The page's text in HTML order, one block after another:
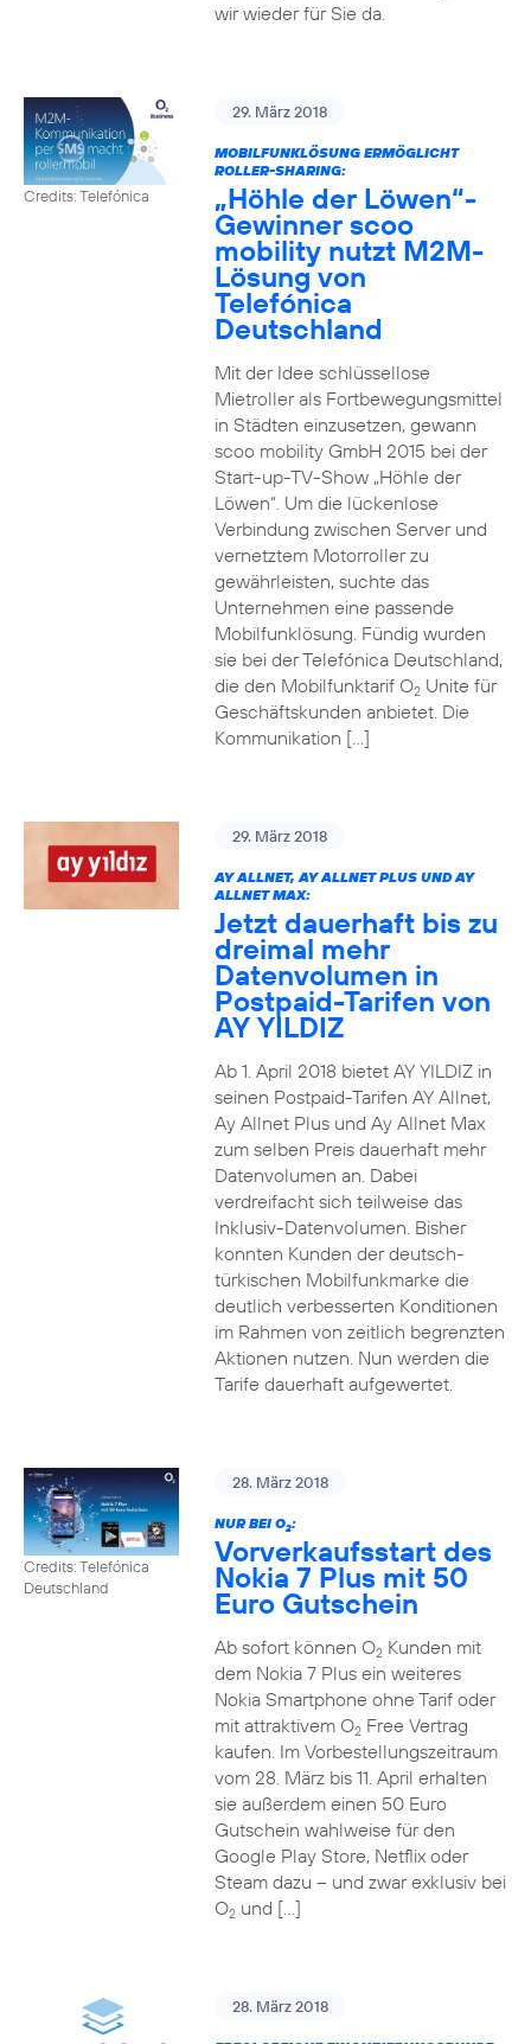
wir wieder für Sie da.
Credits: Telefónica
29. März 2018
MOBILFUNKLÖSUNG ERMÖGLICHT
ROLLER-SHARING:
„Höhle der Löwen“-
Gewinner scoo
mobility nutzt M2M-
Lösung von
Telefónica
Deutschland
Mit der Idee schlüssellose
Mietroller als Fortbewegungsmittel
in Städten einzusetzen, gewann
scoo mobility GmbH 2015 bei der
Start-up-TV-Show „Höhle der
Löwen“. Um die lückenlose
Verbindung zwischen Server und
vernetztem Motorroller zu
gewährleisten, suchte das
Unternehmen eine passende
Mobilfunklösung. Fündig wurden
sie bei der Telefónica Deutschland,
die den Mobilfunktarif O2Unite für
Geschäftskunden anbietet. Die
Kommunikation […]
29. März 2018
AY ALLNET, AY ALLNET PLUS UND AY
ALLNET MAX:
Jetzt dauerhaft bis zu
dreimal mehr
Datenvolumen in
Postpaid-Tarifen von
AY YILDIZ
Ab 1. April 2018 bietet AY YILDIZ in
seinen Postpaid-Tarifen AY Allnet,
Ay Allnet Plus und Ay Allnet Max
zum selben Preis dauerhaft mehr
Datenvolumen an. Dabei
verdreifacht sich teilweise das
Inklusiv-Datenvolumen. Bisher
konnten Kunden der deutsch-
türkischen Mobilfunkmarke die
deutlich verbesserten Konditionen
im Rahmen von zeitlich begrenzten
Aktionen nutzen. Nun werden die
Tarife dauerhaft aufgewertet.
Credits: Telefónica
Deutschland
28. März 2018
NUR BEI O2:
Vorverkaufsstart des
Nokia 7 Plus mit 50
Euro Gutschein
Ab sofort können O2Kunden mit
dem Nokia 7 Plus ein weiteres
Nokia Smartphone ohne Tarif oder
mit attraktivem O2Free Vertrag
kaufen. Im Vorbestellungszeitraum
vom 28. März bis 11. April erhalten
sie außerdem einen 50 Euro
Gutschein wahlweise für den
Google Play Store, Netflix oder
Steam dazu – und zwar exklusiv bei
O2und […]
28. März 2018